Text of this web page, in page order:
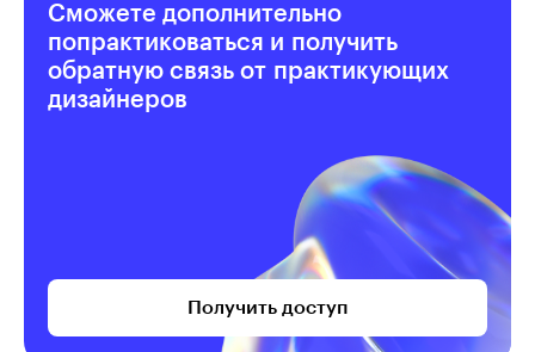
Сможете дополнительно
попрактиковаться и получить
обратную связь от практикующих
дизайнеров
Получить доступ